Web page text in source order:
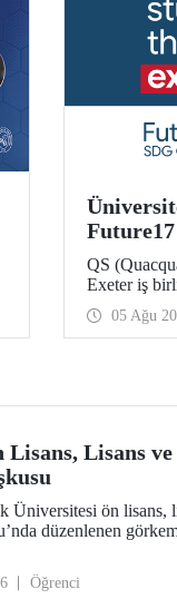
Proje
QS
Exeter iş
olduğu
Programı
açıldı.
05 Ağu
Lisans, Lisans
Üniversitesi ön lisans,
düzenlenen
Öğrenci